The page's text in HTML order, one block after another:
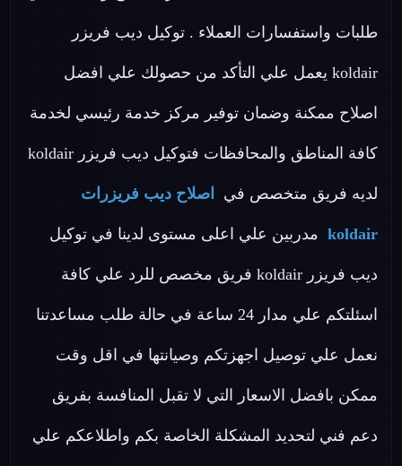
طلبات واستفسارات العملاء . توكيل ديب فريزر
koldair يعمل علي التأكد من حصولك علي افضل
اصلاح ممكنة وضمان توفير مركز خدمة رئيسي لخدمة
كافة المناطق والمحافظات فتوكيل ديب فريزر koldair
لديه فريق متخصص في اصلاح ديب فريزرات
koldair مدربين علي اعلى مستوى لدينا في توكيل
ديب فريزر koldair فريق مخصص للرد علي كافة
اسئلتكم علي مدار 24 ساعة في حالة طلب مساعدتنا
نعمل علي توصيل اجهزتكم وصيانتها في اقل وقت
ممكن بافضل الاسعار التي لا تقبل المنافسة بفريق
دعم فني لتحديد المشكلة الخاصة بكم واطلاعكم علي